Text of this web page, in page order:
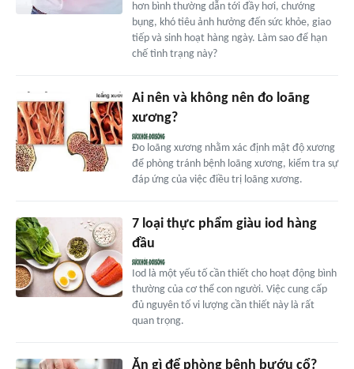
hơn bình thường dẫn tới đầy hơi, chướng
bụng, khó tiêu ảnh hưởng đến sức khỏe, giao
tiếp và sinh hoạt hàng ngày. Làm sao để hạn
chế tình trạng này?
Ai nên và không nên đo loãng
xương?
Đo loãng xương nhằm xác định mật độ xương
để phòng tránh bệnh loãng xương, kiểm tra sự
đáp ứng của việc điều trị loãng xương.
7 loại thực phẩm giàu iod hàng
đầu
Iod là một yếu tố cần thiết cho hoạt động bình
thường của cơ thể con người. Việc cung cấp
đủ nguyên tố vi lượng cần thiết này là rất
quan trọng.
Ăn gì để phòng bệnh bướu cổ?